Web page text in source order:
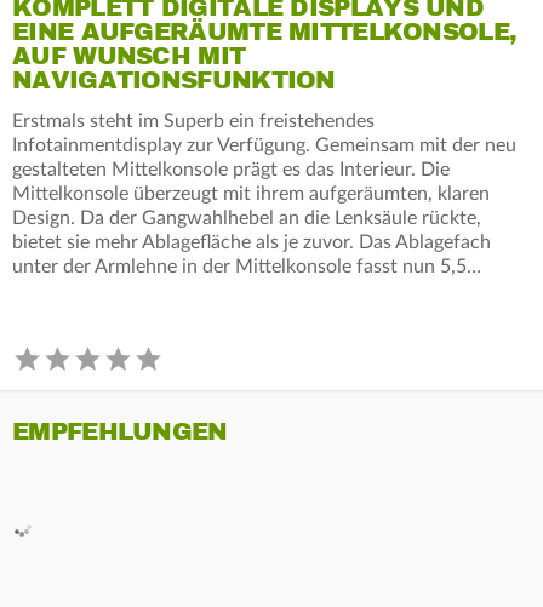
KOMPLETT DIGITALE DISPLAYS UND
EINE AUFGERÄUMTE MITTELKONSOLE,
AUF WUNSCH MIT
NAVIGATIONSFUNKTION
Erstmals steht im Superb ein freistehendes
Infotainmentdisplay zur Verfügung. Gemeinsam mit der neu
gestalteten Mittelkonsole prägt es das Interieur. Die
Mittelkonsole überzeugt mit ihrem aufgeräumten, klaren
Design. Da der Gangwahlhebel an die Lenksäule rückte,
bietet sie mehr Ablagefläche als je zuvor. Das Ablagefach
unter der Armlehne in der Mittelkonsole fasst nun 5,5…
EMPFEHLUNGEN